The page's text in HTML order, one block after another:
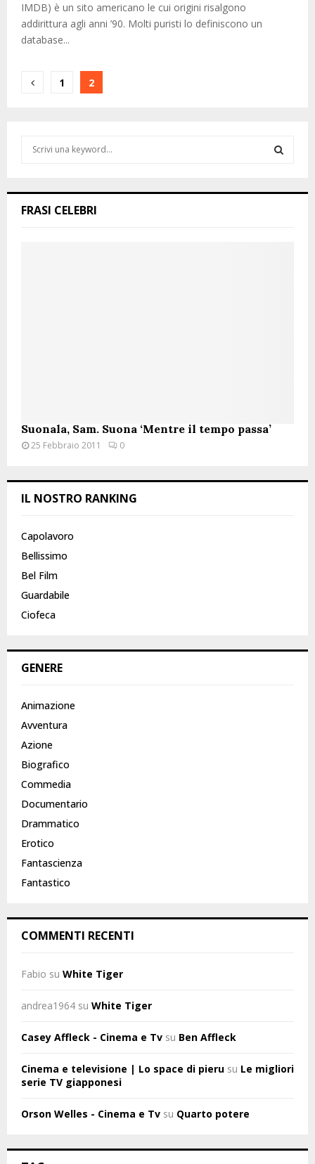
IMDB) è un sito americano le cui origini risalgono
addirittura agli anni ’90. Molti puristi lo definiscono un
database...
Paginazione
1 2
hFRASI CELEBRI
Suonala, Sam. Suona ‘Mentre il tempo passa’
25 Febbraio 2011 0
IL NOSTRO RANKING
Capolavoro
Bellissimo
Bel Film
Guardabile
Ciofeca
GENERE
Animazione
Avventura
Azione
Biografico
Commedia
Documentario
Drammatico
Erotico
Fantascienza
Fantastico
COMMENTI RECENTI
Fabio su White Tiger
andrea1964 su White Tiger
Casey Affleck - Cinema e Tv su Ben Affleck
Cinema e televisione | Lo space di pieru su Le migliori
serie TV giapponesi
Orson Welles - Cinema e Tv su Quarto potere